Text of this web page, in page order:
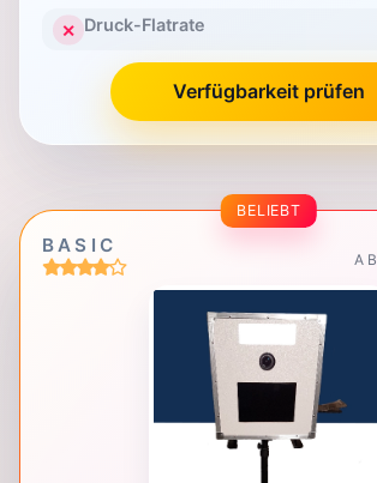
✕ Druck-Flatrate
Verfügbarkeit prüfen
BELIEBT
BASIC
AB